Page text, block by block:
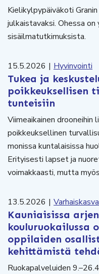
Kielikylpypäiväkoti
julkaistavaksi. Ohessa
sisäilmatutkimuksista.
15.5.2026 | Hyvinvointi
Tukea ja
poikkeuksellisen
tunteisiin
Viimeaikainen
poikkeuksellinen
monissa kuntalaisissa
Erityisesti lapset ja
voimakkaasti, mutta
13.5.2026 |
Kauniaisissa
kouluruokailussa
oppilaiden
kehittämistä
Ruokapalveluiden